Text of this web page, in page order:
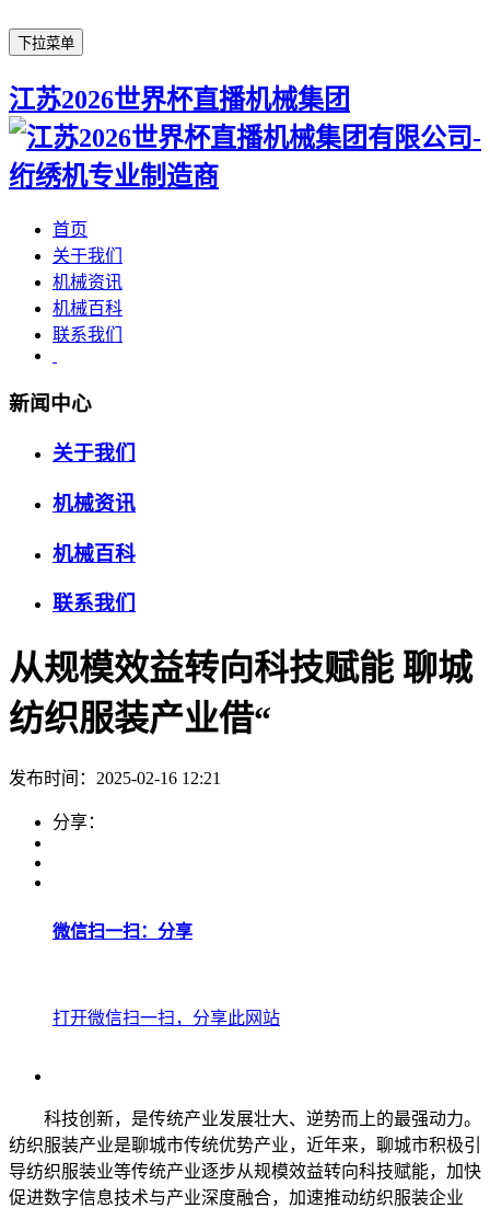
下拉菜单
江苏2026世界杯直播机械集团
首页
关于我们
机械资讯
机械百科
联系我们
新闻中心
关于我们
机械资讯
机械百科
联系我们
从规模效益转向科技赋能 聊城
纺织服装产业借“
发布时间：2025-02-16 12:21
分享：
微信扫一扫：分享
打开微信扫一扫，分享此网站
科技创新，是传统产业发展壮大、逆势而上的最强动力。
纺织服装产业是聊城市传统优势产业，近年来，聊城市积极引
导纺织服装业等传统产业逐步从规模效益转向科技赋能，加快
促进数字信息技术与产业深度融合，加速推动纺织服装企业